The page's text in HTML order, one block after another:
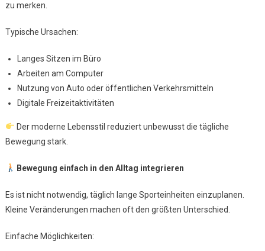
zu merken.
Typische Ursachen:
Langes Sitzen im Büro
Arbeiten am Computer
Nutzung von Auto oder öffentlichen Verkehrsmitteln
Digitale Freizeitaktivitäten
Der moderne Lebensstil reduziert unbewusst die tägliche
Bewegung stark.
Bewegung einfach in den Alltag integrieren
Es ist nicht notwendig, täglich lange Sporteinheiten einzuplanen.
Kleine Veränderungen machen oft den größten Unterschied.
Einfache Möglichkeiten: